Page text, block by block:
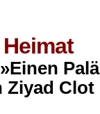
Ziyad Clot